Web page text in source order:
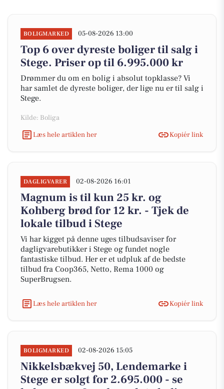
BOLIGMARKED 05-08-2026 13:00
Top 6 over dyreste boliger til salg i
Stege. Priser op til 6.995.000 kr
Drømmer du om en bolig i absolut topklasse? Vi
har samlet de dyreste boliger, der lige nu er til salg i
Stege.
Kilde: Boliga
Læs hele artiklen her
Kopiér link
DAGLIGVARER 02-08-2026 16:01
Magnum is til kun 25 kr. og
Kohberg brød for 12 kr. - Tjek de
lokale tilbud i Stege
Vi har kigget på denne uges tilbudsaviser for
dagligvarebutikker i Stege og fundet nogle
fantastiske tilbud. Her er et udpluk af de bedste
tilbud fra Coop365, Netto, Rema 1000 og
SuperBrugsen.
Læs hele artiklen her Kopiér link
BOLIGMARKED 02-08-2026 15:05
Nikkelsbækvej 50, Lendemarke i
Stege er solgt for 2.695.000 - se